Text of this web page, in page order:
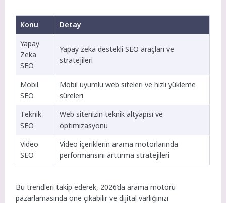
Konu
Detay
Yapay
Zeka
SEO
Yapay zeka destekli SEO araçları ve
stratejileri
Mobil
SEO
Mobil uyumlu web siteleri ve hızlı yükleme
süreleri
Teknik
SEO
Web sitenizin teknik altyapısı ve
optimizasyonu
Video
SEO
Video içeriklerin arama motorlarında
performansını arttırma stratejileri
Bu trendleri takip ederek, 2026’da arama motoru
pazarlamasında öne çıkabilir ve dijital varlığınızı